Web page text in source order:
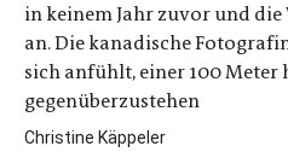
in keinem Jahr zuvor und
an. Die kanadische
sich anfühlt, einer 100 Meter
gegenüberzustehen
Christine Käppeler